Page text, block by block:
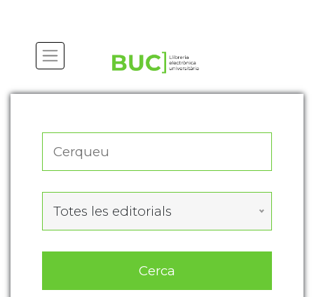
Totes les editorials
Cerca